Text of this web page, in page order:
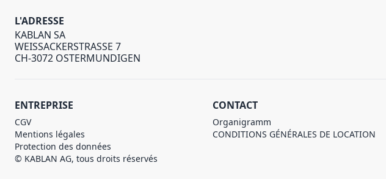
L'ADRESSE
KABLAN SA
WEISSACKERSTRASSE 7
CH-3072 OSTERMUNDIGEN
ENTREPRISE
CGV
Mentions légales
Protection des données
© KABLAN AG, tous droits réservés
CONTACT
Organigramm
CONDITIONS GÉNÉRALES DE LOCATION